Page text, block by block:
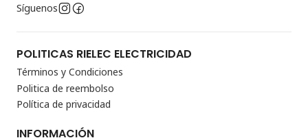
Síguenos
POLITICAS RIELEC ELECTRICIDAD
Términos y Condiciones
Politica de reembolso
Política de privacidad
INFORMACIÓN